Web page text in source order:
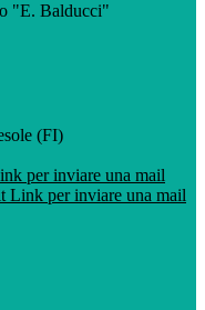
"E. Balducci"
(FI)
per inviare una mail
Link per inviare una mail